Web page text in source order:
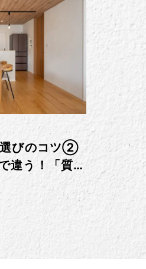
選びのコツ②
違う！「質感
差をつけるコ